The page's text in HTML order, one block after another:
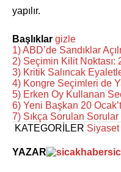
yapılır.
Başlıklar gizle
1)ABD’de Sandıklar
2) Seçimin Kilit Noktası:
3) Kritik Salıncak
4) Kongre Seçimleri de
5) Erken Oy Kullanan
6) Yeni Başkan 20
7) Sıkça Sorulan Sorular
KATEGORİLER
YAZAR